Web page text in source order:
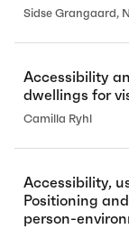
Sidse Grangaard,
Accessibility
dwellings for
Camilla Ryhl
Accessibility,
Positioning
person-